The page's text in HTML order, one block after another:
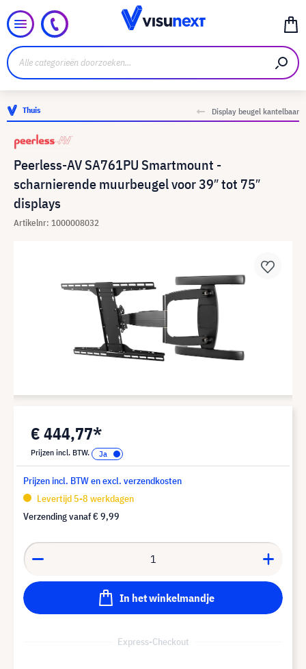
Thuis Display beugel kantelbaar
Peerless-AV SA761PU Smartmount -
scharnierende muurbeugel voor 39″ tot 75″
displays
Artikelnr: 1000008032
€ 444,77*
Prijzen incl. BTW.
Prijzen incl. BTW en excl. verzendkosten
Levertijd 5-8 werkdagen
Verzending vanaf€ 9,99
In het winkelmandje
Express-Checkout